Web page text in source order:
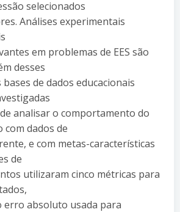
selecionados
Análises experimentais
em problemas de EES são
desses
de dados educacionais
analisar o comportamento do
dados de
e com metas-características
de
utilizaram cinco métricas para
erro absoluto usada para